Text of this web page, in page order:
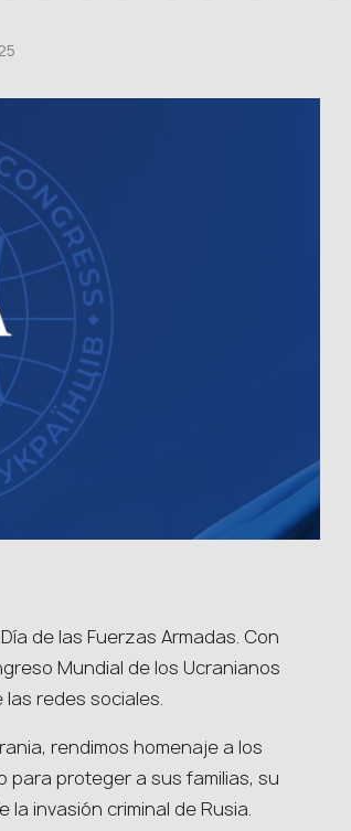
de las Fuerzas Armadas. Con
Mundial de los Ucranianos
las redes sociales.
rendimos homenaje a los
proteger a sus familias, su
la invasión criminal de Rusia.